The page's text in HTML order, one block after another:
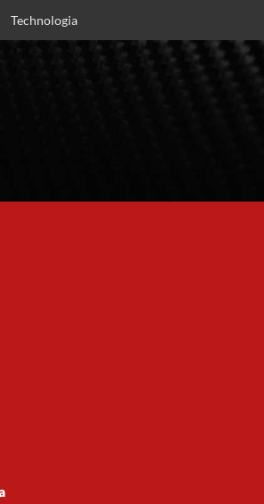
Technologia